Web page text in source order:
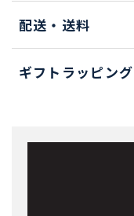
配送・送料
ギフトラッピン